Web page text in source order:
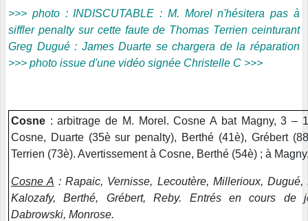
>>> photo : INDISCUTABLE : M. Morel n'hésitera pas à
siffler penalty sur cette faute de Thomas Terrien ceinturant
Greg Dugué : James Duarte se chargera de la réparation
>>> photo issue d'une vidéo signée Christelle C >>>
Cosne : arbitrage de M. Morel. Cosne A bat Magny, 3 –
Cosne, Duarte (35è sur penalty), Berthé (41è), Grébert
Terrien (73è). Avertissement à Cosne, Berthé (54è) ; à
Cosne A : Rapaic, Vernisse, Lecoutère, Millerioux, Dugué,
Kalozafy, Berthé, Grébert, Reby. Entrés en cours de
Dabrowski, Monrose.